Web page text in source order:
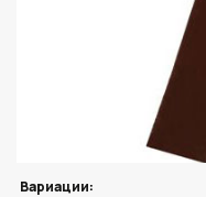
Вариации: